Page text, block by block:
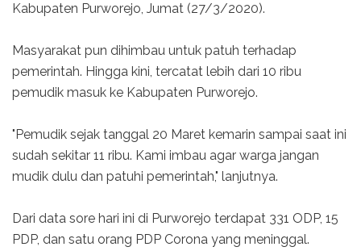
Kabupaten Purworejo, Jumat (27/3/2020).
Masyarakat pun dihimbau untuk patuh terhadap
pemerintah. Hingga kini, tercatat lebih dari 10 ribu
pemudik masuk ke Kabupaten Purworejo.
"Pemudik sejak tanggal 20 Maret kemarin sampai saat ini
sudah sekitar 11 ribu. Kami imbau agar warga jangan
mudik dulu dan patuhi pemerintah," lanjutnya.
Dari data sore hari ini di Purworejo terdapat 331 ODP, 15
PDP, dan satu orang PDP Corona yang meninggal.